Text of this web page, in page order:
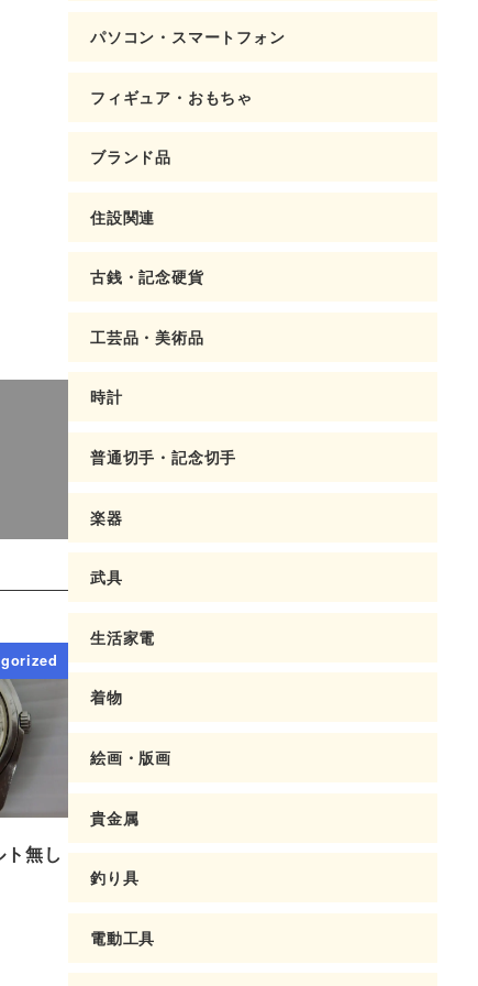
無し
パソコン・スマートフォン
フィギュア・おもちゃ
ブランド品
住設関連
古銭・記念硬貨
工芸品・美術品
時計
普通切手・記念切手
楽器
武具
生活家電
着物
絵画・版画
貴金属
釣り具
電動工具